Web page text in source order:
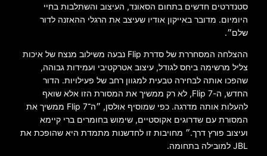
סטנדרטים חדשים בתחום הסאונד, העיצוב והשתלבות בחיי
היומיום. מדובר באייקון אודיו שעיצב את הרגלי ההאזנה לדור
שלם״.
ההצלחה המסחררת של סדרת Flip נבעה משילוב מנצח של איכות
צליל מרשימה ביחס לגודל, עיצוב אטרקטיבי ועמידות גבוהה,
שהפכו אותה לבחירה טבעית למגוון רחב של פעילויות. הדור
החדש, ה-Flip 7, לא רק ממשיך את המסורת הזו אלא שואף
להעלות אותה מדרגה. כפי שמוסיף אולסן, ״ה־Flip 7 ממשיך את
המסורת עם שדרוגים אקוסטיים, שימוש בחומרים ברי קיימא
ועיצוב פורץ דרך.״ מחויבות זו לחדשנות מתמדת היא שהופכת את
JBL למובילה בתחומה.